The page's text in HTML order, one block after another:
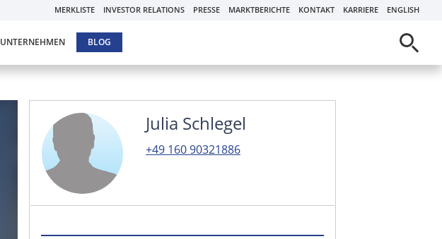
MERKLISTE INVESTOR RELATIONS PRESSE MARKTBERICHTE KONTAKT KARRIERE ENGLISH
UNTERNEHMEN BLOG
Julia Schlegel
+49 160 90321886